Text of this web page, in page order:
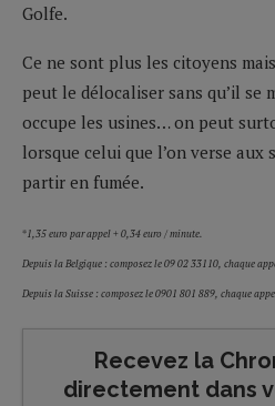
Golfe.
Ce ne sont plus les citoyens
peut le délocaliser sans qu’il se
occupe les usines… on peut
lorsque celui que l’on verse aux
partir en fumée.
*1,35 euro par appel + 0,34 euro / minute.
Depuis la Belgique : composez le 09 02 33110, chaque
Depuis la Suisse : composez le 0901 801 889, chaque
Recevez la
directement dans